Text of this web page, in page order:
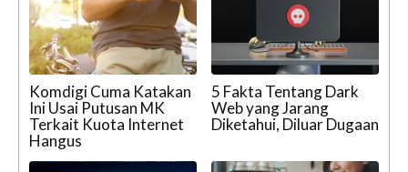
Komdigi Cuma Katakan
Ini Usai Putusan MK
Terkait Kuota Internet
Hangus
5 Fakta Tentang Dark
Web yang Jarang
Diketahui, Diluar Dugaan